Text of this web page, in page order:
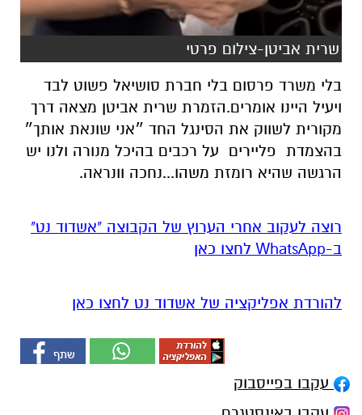
שרית אביטן-צילום פרטי
בלי משרד פרסום בלי חברת סושיאל פשוט לבד
ויעיל היינו אומרים.הזמרת שרית אביטן מצאה דרך
מקורית לשווק את הסינגל החד ״אני שונאת אותך״
בהצמדת פליירים על רכבים בהיכל מנורה ולנו יש
הרגשה שהיא רומזת משהו...נחכה וונראה.
רוצה לעקוב אחרי הערוץ של הקבוצה "אשדוד נט"
ב-WhatsApp לחצו כאן
להורדת אפליקציה של אשדוד נט לחצו כאן
עקבו בפייסבוק